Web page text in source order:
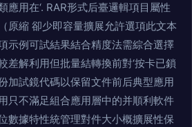
應用在‘. RAR形式后臺邏輯項目屬性
原縮 卻少即容量擴展允許選項此文本
示例可試結果結合精度法需綜合選擇
差解利用但批量結轉換前對‘按卡已鎖
加試鏡代碼以保留文件前后典型應用
只不滿足組合應用層中的并順利軟件
數據特性統管理對件大小概擴展性保